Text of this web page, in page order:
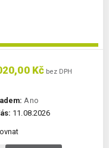
Kč bez DPH
Ano
11.08.2026